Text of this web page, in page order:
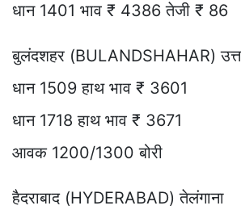
धान 1401 भाव ₹ 4386 तेजी ₹ 86
बुलंदशहर (BULANDSHAHAR)
धान 1509 हाथ भाव ₹ 3601
धान 1718 हाथ भाव ₹ 3671
आवक 1200/1300 बोरी
हैदराबाद (HYDERABAD) तेलंगाना